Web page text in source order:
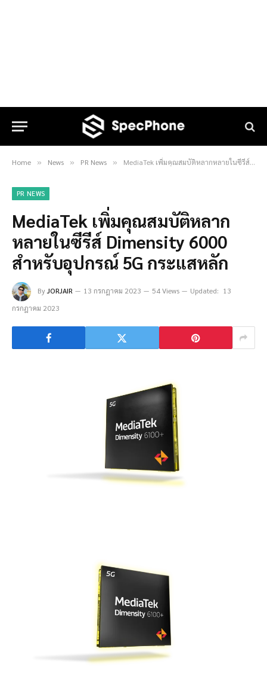
Home » News » PR News » MediaTek เพิ่มคุณสมบัติหลากหลายในซีรีส์ Dimensity 6000 สำหรับอุปกรณ์ 5G กระแสหลัก
PR NEWS
MediaTek เพิ่มคุณสมบัติหลาก
หลายในซีรีส์ Dimensity 6000
สำหรับอุปกรณ์ 5G กระแสหลัก
ByJORJAIR 13 กรกฎาคม 2023 54 Views Updated: 13
กรกฎาคม 2023